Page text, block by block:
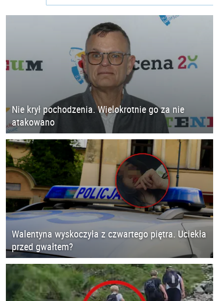
Nie krył pochodzenia. Wielokrotnie go za nie
atakowano
Walentyna wyskoczyła z czwartego piętra. Uciekła
przed gwałtem?